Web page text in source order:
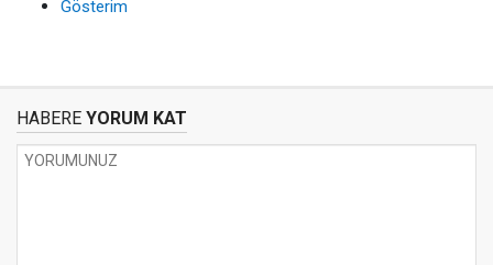
Gösterim
HABERE YORUM KAT